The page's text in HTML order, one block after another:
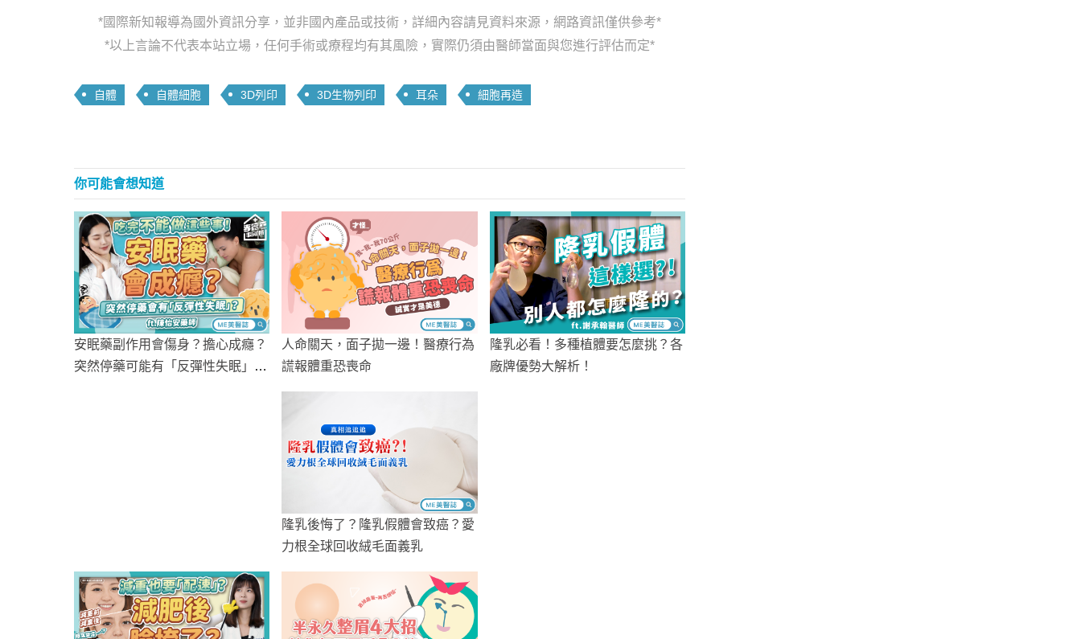
*國際新知報導為國外資訊分享，並非國內產品或技術，詳細內容請見資料來源，網路資訊僅供參考*
*以上言論不代表本站立場，任何手術或療程均有其風險，實際仍須由醫師當面與您進行評估而定*
自體 自體細胞 3D列印 3D生物列印 耳朵 細胞再造
你可能會想知道
安眠藥副作用會傷身？擔心成癮？
突然停藥可能有「反彈性失眠」風
人命關天，面子拋一邊！醫療行為
謊報體重恐喪命
隆乳必看！多種植體要怎麼挑？各
廠牌優勢大解析！
隆乳後悔了？隆乳假體會致癌？愛
力根全球回收絨毛面義乳